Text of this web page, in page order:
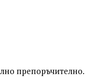
препоръчително.